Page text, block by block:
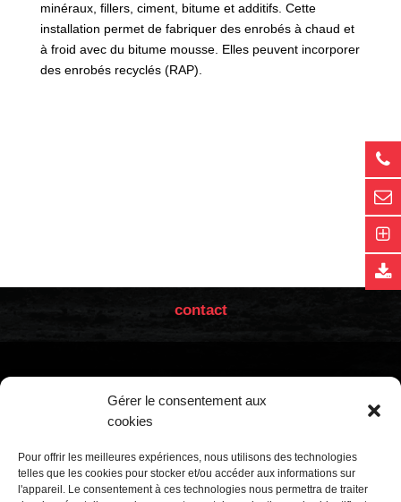
Gérer le consentement aux
cookies
Pour offrir les meilleures expériences, nous utilisons des technologies
telles que les cookies pour stocker et/ou accéder aux informations sur
l'appareil. Le consentement à ces technologies nous permettra de traiter
minéraux, fillers, ciment, bitume et additifs. Cette
installation permet de fabriquer des enrobés à chaud et
à froid avec du bitume mousse. Elles peuvent incorporer
des enrobés recyclés (RAP).
contact
Bureau de Vente
Calle Núñez de Balboa, 85
-28006
Usine
Calle Villabáñez, 153-
47012